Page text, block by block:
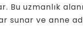
Bu uzmanlık
sunar ve anne